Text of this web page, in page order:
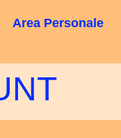
Area Personale